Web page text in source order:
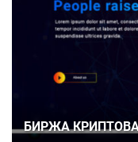
БИРЖА